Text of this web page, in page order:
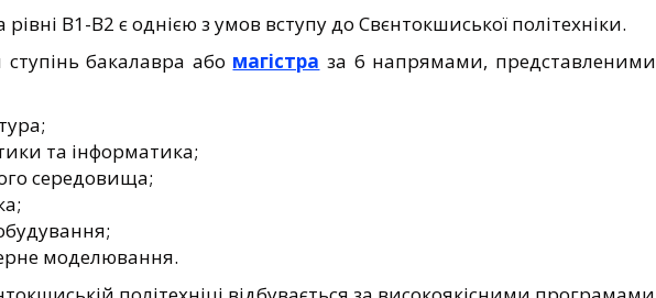
В1-В2 є однією з умов вступу до Свєнтокшиської політехніки.
бакалавра або магістра за 6 напрямами, представленими
та інформатика;
середовища;
моделювання.